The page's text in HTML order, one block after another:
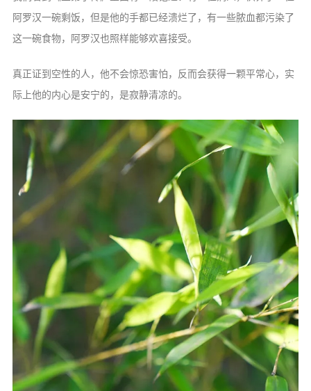
阿罗汉一碗剩饭，但是他的手都已经溃烂了，有一些脓血都污染了
这一碗食物，阿罗汉也照样能够欢喜接受。
真正证到空性的人，他不会惊恐害怕，反而会获得一颗平常心，实
际上他的内心是安宁的，是寂静清凉的。